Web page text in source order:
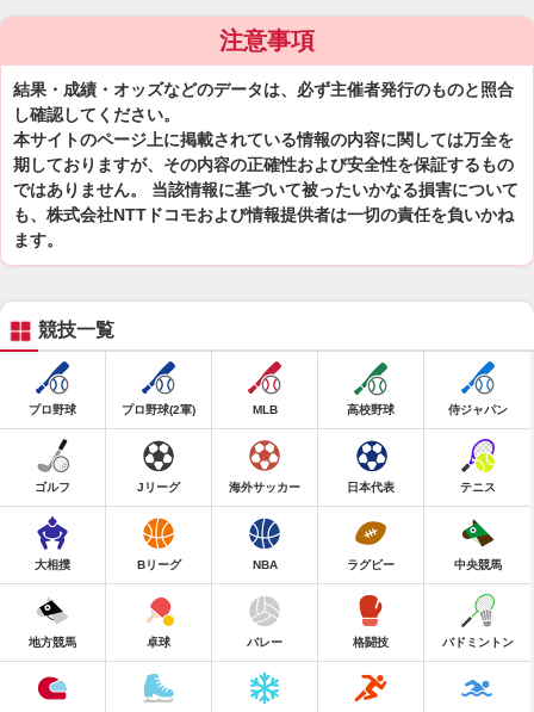
注意事項
結果・成績・オッズなどのデータは、必ず主催者発行のものと照合
し確認してください。
本サイトのページ上に掲載されている情報の内容に関しては万全を
期しておりますが、その内容の正確性および安全性を保証するもの
ではありません。 当該情報に基づいて被ったいかなる損害について
も、株式会社NTTドコモおよび情報提供者は一切の責任を負いかね
ます。
競技一覧
プロ野球 プロ野球(2軍) MLB 高校野球 侍ジャパン
ゴルフ Jリーグ 海外サッカー 日本代表 テニス
大相撲 Bリーグ NBA ラグビー 中央競馬
地方競馬 卓球 バレー 格闘技 バドミントン